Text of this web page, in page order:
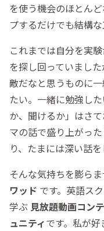
を使う機会のほとん
プするだけでも結構な
これまでは自分を実
を探し回っていまし
敵だなと思うものに
たい。一緒に勉強し
か、聞けるか」はさ
マの話で盛り上がっ
り、たまには深い話
そんな気持ちを膨ら
ワッド です。英語ス
学ぶ 見放題動画コン
ュニティです。私が